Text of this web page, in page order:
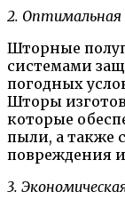
2. Оптимальная
Шторные
системами
погодных
Шторы
которые
пыли, а также
повреждения
3.